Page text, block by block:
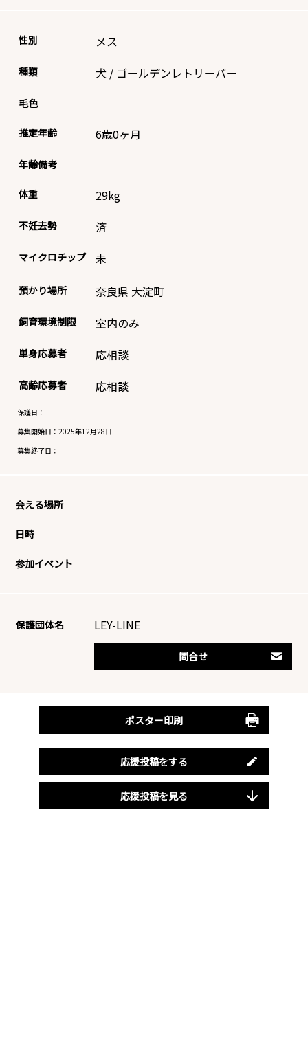
性別 メス
種類 犬 / ゴールデンレトリーバー
毛色
推定年齢 6歳0ヶ月
年齢備考
体重 29kg
不妊去勢 済
マイクロチップ 未
預かり場所 奈良県 大淀町
飼育環境制限 室内のみ
単身応募者 応相談
高齢応募者 応相談
保護日：
募集開始日： 2025年12月28日
募集終了日：
会える場所
日時
参加イベント
保護団体名 LEY-LINE
問合せ
ポスター印刷
応援投稿をする
応援投稿を見る